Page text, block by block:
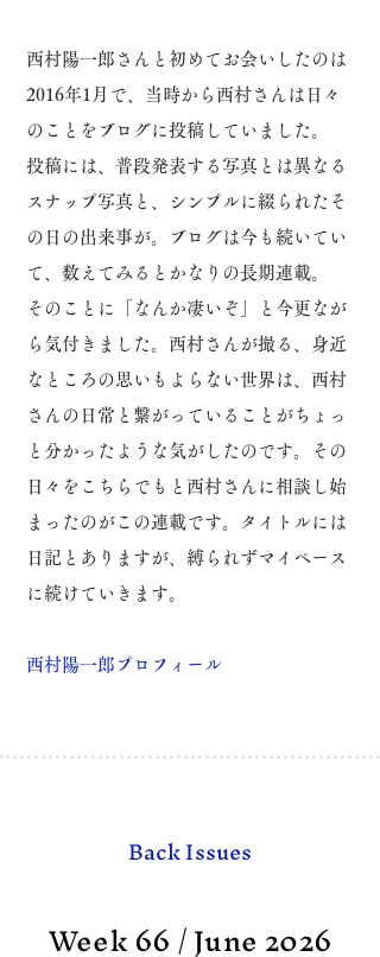
西村陽一郎さんと初めてお会いしたのは
2016年1月で、当時から西村さんは日々
のことをブログに投稿していました。
投稿には、普段発表する写真とは異なる
スナップ写真と、シンプルに綴られたそ
の日の出来事が。
ブログは今も続いてい
て、数えてみるとかなりの長期連載。
そのことに「なんか凄いぞ」と今更なが
ら気付きました。 西村さんが撮る、身近
なところの思いもよらない世界は、西村
さんの日常と繋がっていることがちょっ
と分かったような気がしたのです。
その
日々をこちらでもと西村さんに相談し始
まったのがこの連載です。
タイトルには
日記とありますが、縛られずマイペース
に続けていきます。
​西村陽一郎プロフィール
Back Issues
Week 66 / June 2026